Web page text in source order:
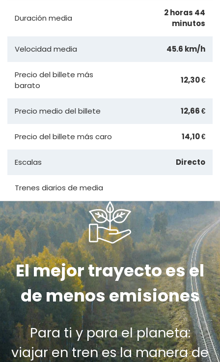
Duración media
2 horas 44
minutos
Velocidad media 45.6 km/h
Precio del billete más
barato
12,30 €
Precio medio del billete 12,66 €
Precio del billete más caro 14,10 €
Escalas Directo
Trenes diarios de media
El mejor trayecto es el
de menos emisiones
Para ti y para el planeta:
viajar en tren es la manera de